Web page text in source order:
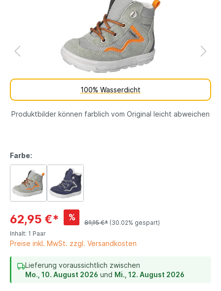
100% Wasserdicht
Produktbilder können farblich vom Original leicht abweichen
Farbe:
62,95 €* %
89,95 €* (30.02% gespart)
Inhalt: 1 Paar
Preise inkl. MwSt. zzgl. Versandkosten
Lieferung voraussichtlich zwischen
Mo., 10. August 2026 und Mi., 12. August 2026